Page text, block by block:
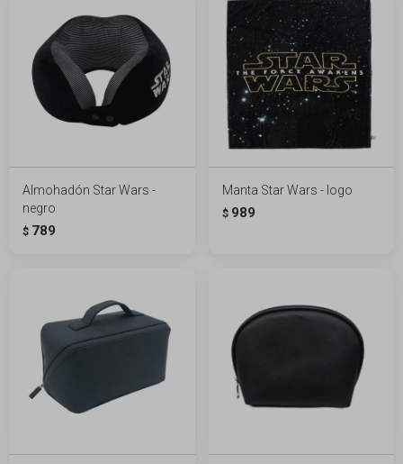
Almohadón Star Wars -
negro
$ 789
Manta Star Wars - logo
$ 989